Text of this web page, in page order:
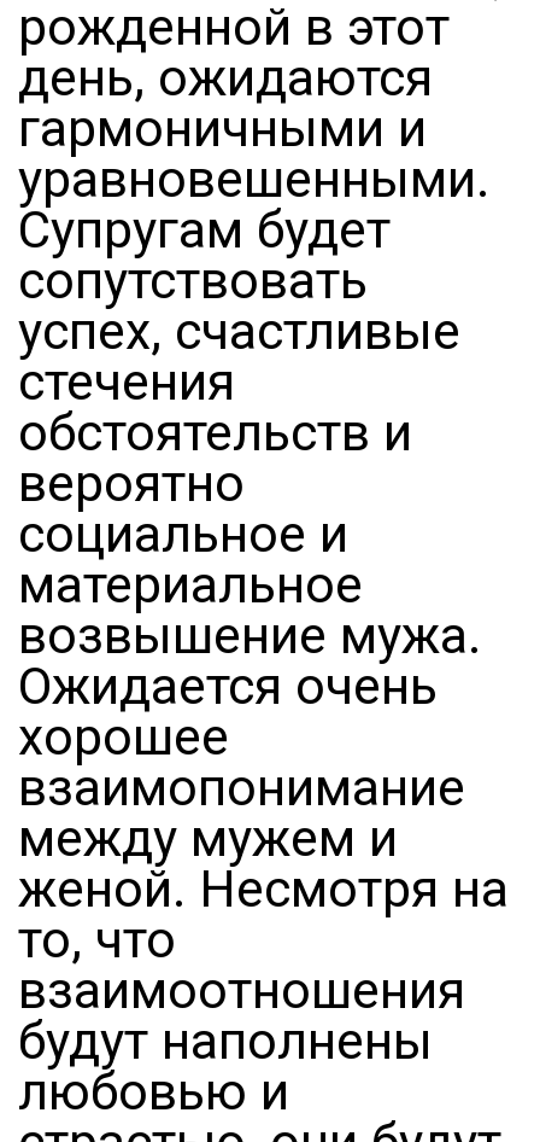
рожденной в этот
день, ожидаются
гармоничными и
уравновешенными.
Супругам будет
сопутствовать
успех, счастливые
стечения
обстоятельств и
вероятно
социальное и
материальное
возвышение мужа.
Ожидается очень
хорошее
взаимопонимание
между мужем и
женой. Несмотря на
то, что
взаимоотношения
будут наполнены
любовью и